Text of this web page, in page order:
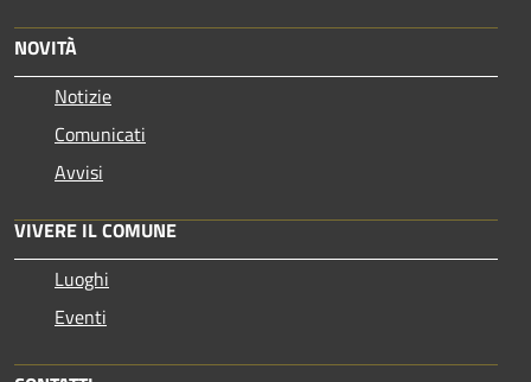
NOVITÀ
Notizie
Comunicati
Avvisi
VIVERE IL COMUNE
Luoghi
Eventi